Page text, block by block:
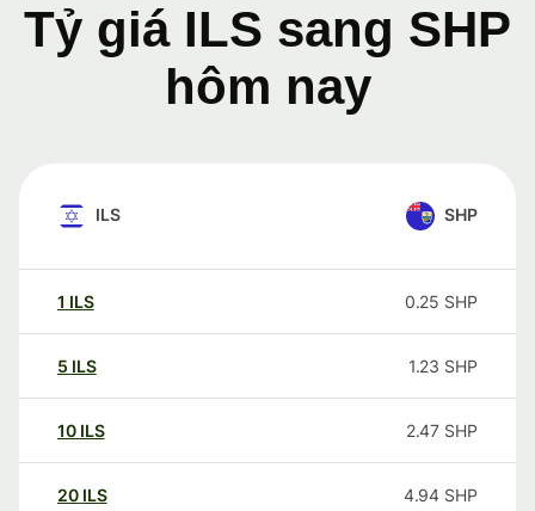
Tỷ giá ILS sang SHP
hôm nay
ILS SHP
1 ILS 0.25 SHP
5 ILS 1.23 SHP
10 ILS 2.47 SHP
20 ILS 4.94 SHP